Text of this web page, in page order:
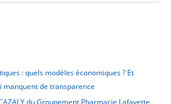
: quels modèles économiques ? Et
de transparence
du Groupement Pharmacie Lafayette